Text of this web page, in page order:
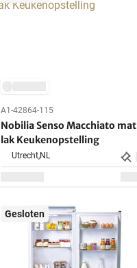
A1-42864-115
Nobilia Senso Macchiato mat
lak Keukenopstelling
Utrecht,NL
Gesloten